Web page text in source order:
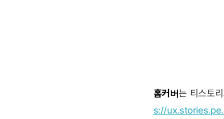
홈커버는 티스토
s://